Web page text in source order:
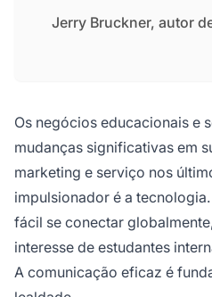
Jerry Bruckner, autor
Os negócios educacionais e
mudanças significativas em
marketing e serviço nos
impulsionador é a
fácil se conectar
interesse de estudantes
A comunicação eficaz é